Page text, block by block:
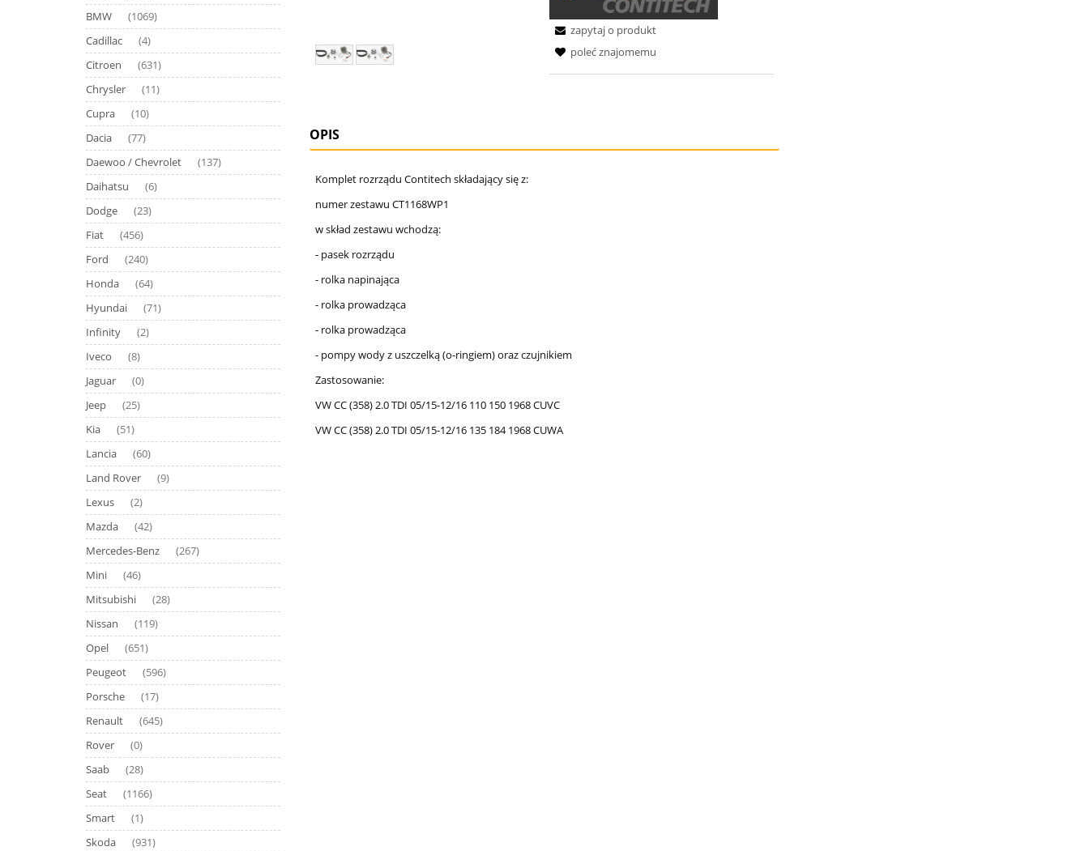
BMW (1069)
Cadillac (4)
Citroen (631)
Chrysler (11)
Cupra (10)
Dacia (77)
Daewoo / Chevrolet (137)
Daihatsu (6)
Dodge (23)
Fiat (456)
Ford (240)
Honda (64)
Hyundai (71)
Infinity (2)
Iveco (8)
Jaguar (0)
Jeep (25)
Kia (51)
Lancia (60)
Land Rover (9)
Lexus (2)
Mazda (42)
Mercedes-Benz (267)
Mini (46)
Mitsubishi (28)
Nissan (119)
Opel (651)
Peugeot (596)
Porsche (17)
Renault (645)
Rover (0)
Saab (28)
Seat (1166)
Smart (1)
Skoda (931)
zapytaj o produkt
poleć znajomemu
OPIS
Komplet rozrządu Contitech składający się z:
numer zestawu CT1168WP1
w skład zestawu wchodzą:
- pasek rozrządu
- rolka napinająca
- rolka prowadząca
- rolka prowadząca
- pompy wody z uszczelką (o-ringiem) oraz czujnikiem
Zastosowanie:
VW CC (358) 2.0 TDI 05/15-12/16 110 150 1968 CUVC
VW CC (358) 2.0 TDI 05/15-12/16 135 184 1968 CUWA